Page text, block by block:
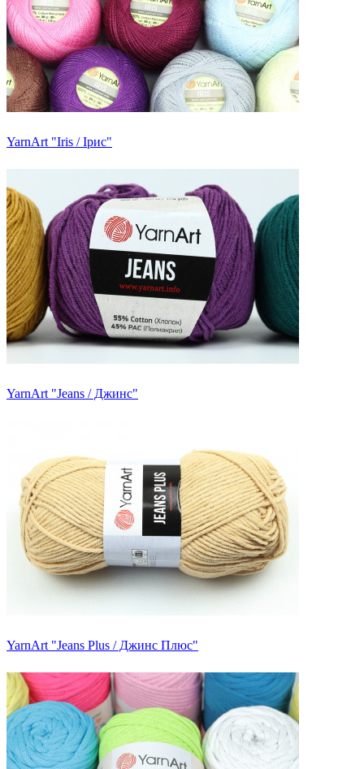
YarnArt "Iris / Ірис"
YarnArt "Jeans / Джинс"
YarnArt "Jeans Plus / Джинс Плюс"